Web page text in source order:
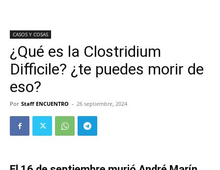
CASOS Y COSAS
¿Qué es la Clostridium
Difficile? ¿te puedes morir de
eso?
Por Staff ENCUENTRO - 26 septiembre, 2024